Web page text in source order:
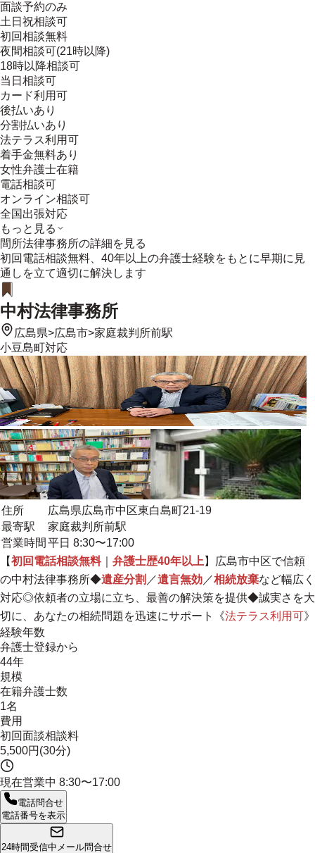
面談予約のみ
土日祝相談可
初回相談無料
夜間相談可(21時以降)
18時以降相談可
当日相談可
カード利用可
後払いあり
分割払いあり
法テラス利用可
着手金無料あり
女性弁護士在籍
電話相談可
オンライン相談可
全国出張対応
もっと見る
間所法律事務所の詳細を見る
初回電話相談無料、40年以上の弁護士経験をもとに早期に見
通しを立て適切に解決します
中村法律事務所
広島県>広島市>家庭裁判所前駅
小豆島町対応
住所
広島県広島市中区東白島町21-19
最寄駅
家庭裁判所前駅
営業時間 平日 8:30〜17:00
【初回電話相談無料｜ 弁護士歴40年以上 】広島市中区で信頼
の中村法律事務所◆遺産分割 ／遺言無効 ／相続放棄など幅広く
対応◎依頼者の立場に立ち、最善の解決策を提供◆誠実さを大
切に、あなたの相続問題を迅速にサポート
《法テラス利用可》
経験年数
弁護士登録から
44年
規模
在籍弁護士数
1名
費用
初回面談相談料
5,500円(30分)
現在営業中 8:30〜17:00
電話問合せ
電話番号を表示
24時間受信中 メール問合せ